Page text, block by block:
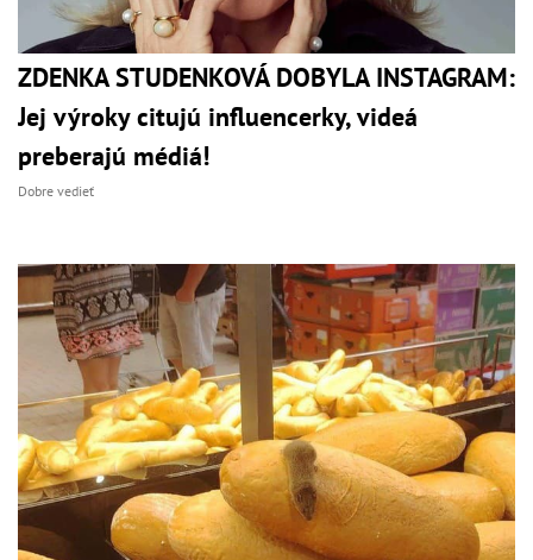
ZDENKA STUDENKOVÁ DOBYLA INSTAGRAM:
Jej výroky citujú influencerky, videá
preberajú médiá!
Dobre vedieť